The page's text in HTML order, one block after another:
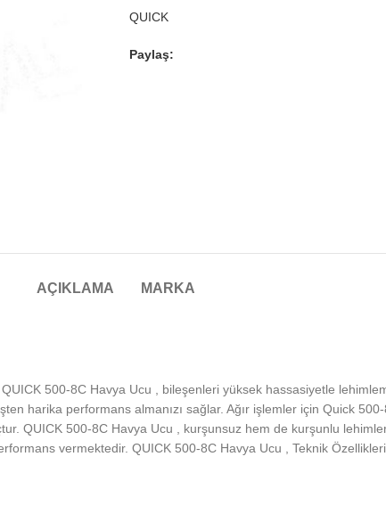
QUICK
Paylaş:
AÇIKLAMA MARKA
500-8C Havya Ucu , bileşenleri yüksek hassasiyetle
harika performans almanızı sağlar. Ağır işlemler için Quick
QUICK 500-8C Havya Ucu , kurşunsuz hem de kurşunlu
vermektedir. QUICK 500-8C Havya Ucu , Teknik